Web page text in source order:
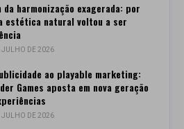
da harmonização exagerada: por
estética natural voltou a ser
JULHO DE 2026
ao playable marketing:
Games aposta em nova geração
JULHO DE 2026